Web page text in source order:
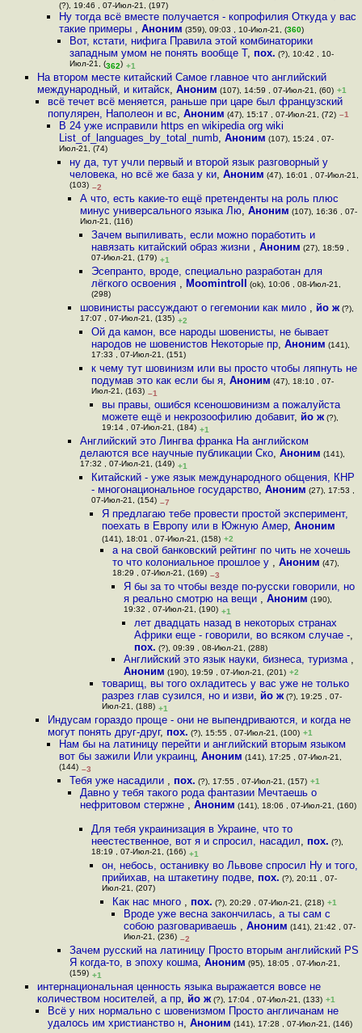
(?), 19:46 , 07-Июл-21, (197)
Ну тогда всё вместе получается - копрофилия Откуда у вас
такие примеры , Аноним (359), 09:03 , 10-Июл-21, (360)
Вот, кстати, нифига Правила этой комбинаторики
западным умом не понять вообще Т, пох. (?), 10:42 , 10-
Июл-21, (362) +1
На втором месте китайский Самое главное что английский
международный, и китайск, Аноним (107), 14:59 , 07-Июл-21, (60) +1
всё течет всё меняется, раньше при царе был французский
популярен, Наполеон и вс,Аноним (47), 15:17 , 07-Июл-21, (72) –1
В 24 уже исправили https en wikipedia org wiki
List_of_languages_by_total_numb, Аноним (107), 15:24 , 07-
Июл-21, (74)
ну да, тут учли первый и второй язык разговорный у
человека, но всё же база у ки, Аноним (47), 16:01 , 07-Июл-21,
(103) –2
А что, есть какие-то ещё претенденты на роль плюс
минус универсального языка Лю,Аноним (107), 16:36 , 07-
Июл-21, (116)
Зачем выпиливать, если можно поработить и
навязать китайский образ жизни , Аноним (27), 18:59 ,
07-Июл-21, (179) +1
Эсепранто, вроде, специально разработан для
лёгкого освоения , Moomintroll (ok), 10:06 , 08-Июл-21,
(298)
шовинисты рассуждают о гегемонии как мило , йо ж (?),
17:07 , 07-Июл-21, (135) +2
Ой да камон, все народы шовенисты, не бывает
народов не шовенистов Некоторые пр, Аноним (141),
17:33 , 07-Июл-21, (151)
к чему тут шовинизм или вы просто чтобы ляпнуть не
подумав это как если бы я, Аноним (47), 18:10 , 07-
Июл-21, (163) –1
вы правы, ошибся ксеношовинизм а пожалуйста
можете ещё и некрозоофилию добавит, йо ж(?),
19:14 , 07-Июл-21, (184) +1
Английский это Лингва франка На английском
делаются все научные публикации Ско,Аноним (141),
17:32 , 07-Июл-21, (149) +1
Китайский - уже язык международного общения, КНР
- многонациональное государство, Аноним (27), 17:53 ,
07-Июл-21, (154) –7
Я предлагаю тебе провести простой эксперимент,
поехать в Европу или в Южную Амер, Аноним
(141), 18:01 , 07-Июл-21, (158) +2
а на свой банковский рейтинг по чить не хочешь
то что колониальное прошлое у ,Аноним (47),
18:29 , 07-Июл-21, (169) –3
Я бы за то чтобы везде по-русски говорили, но
я реально смотрю на вещи , Аноним (190),
19:32 , 07-Июл-21, (190) +1
лет двадцать назад в некоторых странах
Африки еще - говорили, во всяком случае -,
пох. (?), 09:39 , 08-Июл-21, (288)
Английский это язык науки, бизнеса, туризма ,
Аноним (190), 19:59 , 07-Июл-21, (201) +2
товарищ, вы того охладитесь у вас уже не только
разрез глав сузился, но и изви, йо ж(?), 19:25 , 07-
Июл-21, (188) +1
Индусам гораздо проще - они не выпендриваются, и когда не
могут понять друг-друг, пох. (?), 15:55 , 07-Июл-21, (100) +1
Нам бы на латиницу перейти и английский вторым языком
вот бы зажили Или украинц, Аноним (141), 17:25 , 07-Июл-21,
(144) –3
Тебя уже насадили , пох. (?), 17:55 , 07-Июл-21, (157) +1
Давно у тебя такого рода фантазии Мечтаешь о
нефритовом стержне ,Аноним (141), 18:06 , 07-Июл-21, (160)
Для тебя украинизация в Украине, что то
неестественное, вот я и спросил, насадил, пох. (?),
18:19 , 07-Июл-21, (166) +1
он, небось, останивку во Львове спросил Ну и того,
прийихав, на штакетину подве, пох. (?), 20:11 , 07-
Июл-21, (207)
Как нас много , пох. (?), 20:29 , 07-Июл-21, (218) +1
Вроде уже весна закончилась, а ты сам с
собою разговариваешь , Аноним (141), 21:42 , 07-
Июл-21, (236) –2
Зачем русский на латиницу Просто вторым английский PS
Я когда-то, в эпоху кошма, Аноним (95), 18:05 , 07-Июл-21,
(159) +1
интернациональная ценность языка выражается вовсе не
количеством носителей, а пр, йо ж(?), 17:04 , 07-Июл-21, (133) +1
Всё у них нормально с шовенизмом Просто англичанам не
удалось им христианство н,Аноним (141), 17:28 , 07-Июл-21, (146)